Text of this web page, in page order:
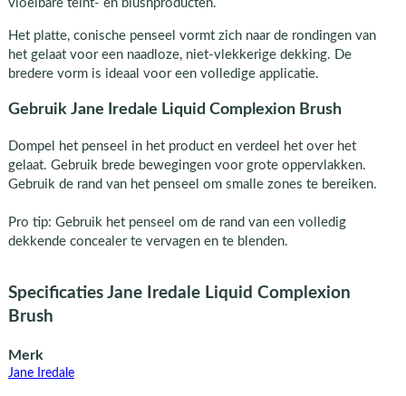
vloeibare teint- en blushproducten.
Het platte, conische penseel vormt zich naar de rondingen van
het gelaat voor een naadloze, niet-vlekkerige dekking. De
bredere vorm is ideaal voor een volledige applicatie.
Gebruik Jane Iredale Liquid Complexion Brush
Dompel het penseel in het product en verdeel het over het
gelaat. Gebruik brede bewegingen voor grote oppervlakken.
Gebruik de rand van het penseel om smalle zones te bereiken.
Pro tip: Gebruik het penseel om de rand van een volledig
dekkende concealer te vervagen en te blenden.
Specificaties Jane Iredale Liquid Complexion
Brush
Merk
Jane Iredale